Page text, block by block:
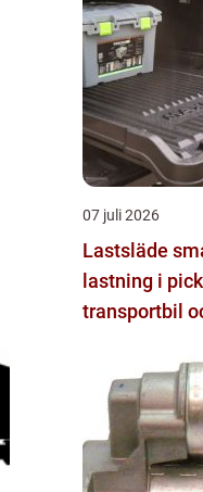
07 juli 2026
Lastsläde smartare
lastning i
transportbil